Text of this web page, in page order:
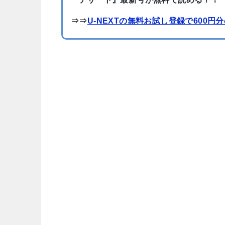
⇒⇒U-NEXTの無料お試し登録で600円